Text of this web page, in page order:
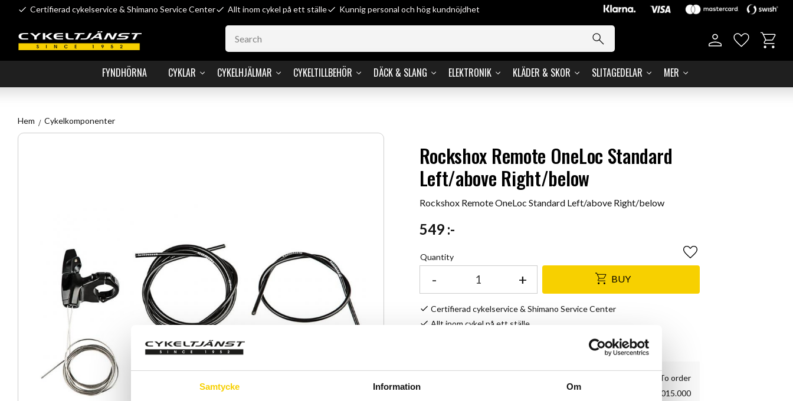
Samtycke Information Om
Certifierad cykelservice & Shimano Service Center Allt inom cykel på ett ställe Kunnig personal och hög kundnöjdhet
FYNDHÖRNA CYKLAR CYKELHJÄLMAR CYKELTILLBEHÖR DÄCK & SLANG ELEKTRONIK KLÄDER & SKOR SLITAGEDELAR MER
Favorites
Hem Cykelkomponenter
Rockshox Remote OneLoc Standard
Left/above Right/below
Rockshox Remote OneLoc Standard Left/above Right/below
549:-
Quantity
+
- BUY
Add to favorites
Certifierad cykelservice & Shimano Service Center
Allt inom cykel på ett ställe
To order
00.4318.015.000